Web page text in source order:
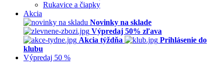
Rukavice a čiapky
Akcia
Novinky na sklade
Výpredaj 50% zľava
Akcia týždňa
Prihlásenie do
klubu
Výpredaj 50 %